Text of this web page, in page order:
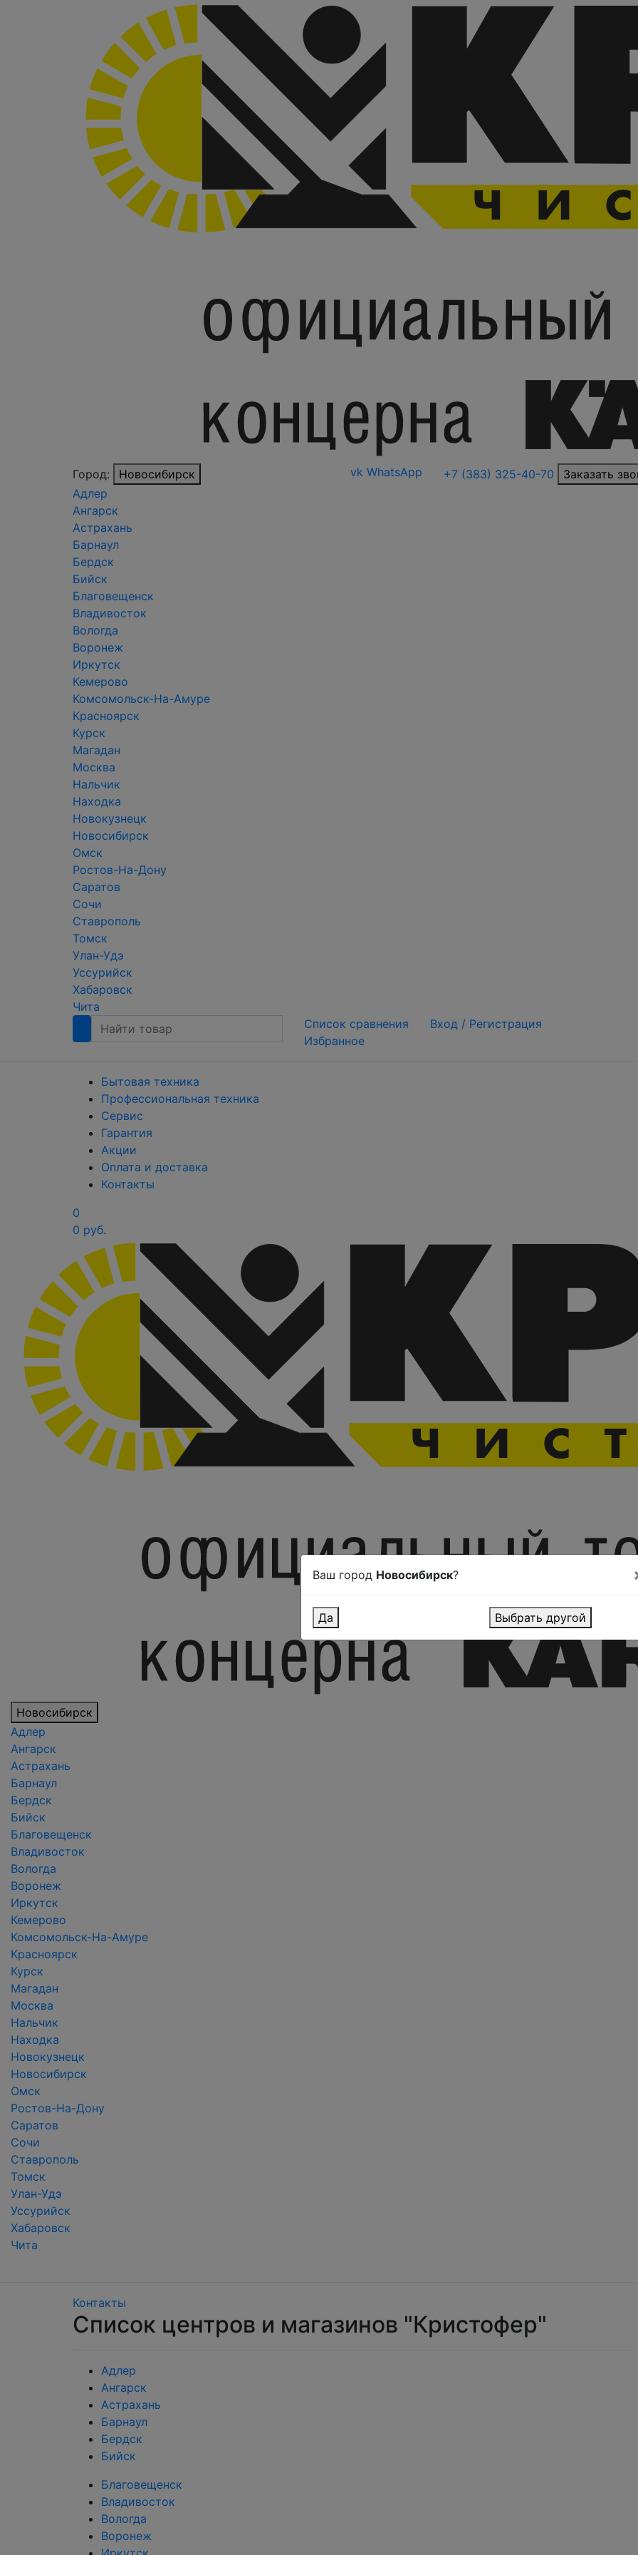
Город:
Новосибирск
Адлер
Ангарск
Астрахань
Барнаул
Бердск
Бийск
Благовещенск
Владивосток
Вологда
Воронеж
Иркутск
Кемерово
Комсомольск-На-Амуре
Красноярск
Курск
Магадан
Москва
Нальчик
Находка
Новокузнецк
Новосибирск
Омск
Ростов-На-Дону
Саратов
Сочи
Ставрополь
Томск
Улан-Удэ
Уссурийск
Хабаровск
Чита
vk WhatsApp +7 (383) 325-40-70 Заказать
Список сравнения
Избранное
Вход / Регистрация
Бытовая техника
Профессиональная техника
Сервис
Гарантия
Акции
Оплата и доставка
Контакты
0
0 руб.
Новосибирск
Адлер
Ангарск
Астрахань
Барнаул
Бердск
Бийск
Благовещенск
Владивосток
Вологда
Воронеж
Иркутск
Кемерово
Комсомольск-На-Амуре
Красноярск
Курск
Магадан
Москва
Нальчик
Находка
Новокузнецк
Новосибирск
Омск
Ростов-На-Дону
Саратов
Сочи
Ставрополь
Томск
Улан-Удэ
Уссурийск
Хабаровск
Чита
Контакты
Список центров и магазинов "Кристофер"
Адлер
Ангарск
Астрахань
Барнаул
Бердск
Бийск
Благовещенск
Владивосток
Вологда
Воронеж
Ваш город Новосибирск?
Да Выбрать другой